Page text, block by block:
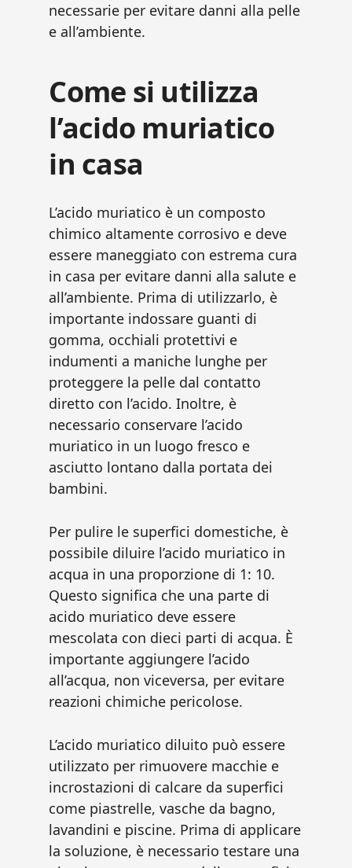
necessarie per evitare danni alla pelle
e all’ambiente.
Come si utilizza
l’acido muriatico
in casa
L’acido muriatico è un composto
chimico altamente corrosivo e deve
essere maneggiato con estrema cura
in casa per evitare danni alla salute e
all’ambiente. Prima di utilizzarlo, è
importante indossare guanti di
gomma, occhiali protettivi e
indumenti a maniche lunghe per
proteggere la pelle dal contatto
diretto con l’acido. Inoltre, è
necessario conservare l’acido
muriatico in un luogo fresco e
asciutto lontano dalla portata dei
bambini.
Per pulire le superfici domestiche, è
possibile diluire l’acido muriatico in
acqua in una proporzione di 1: 10.
Questo significa che una parte di
acido muriatico deve essere
mescolata con dieci parti di acqua. È
importante aggiungere l’acido
all’acqua, non viceversa, per evitare
reazioni chimiche pericolose.
L’acido muriatico diluito può essere
utilizzato per rimuovere macchie e
incrostazioni di calcare da superfici
come piastrelle, vasche da bagno,
lavandini e piscine. Prima di applicare
la soluzione, è necessario testare una